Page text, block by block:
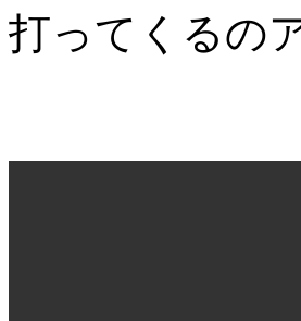
打ってくるの